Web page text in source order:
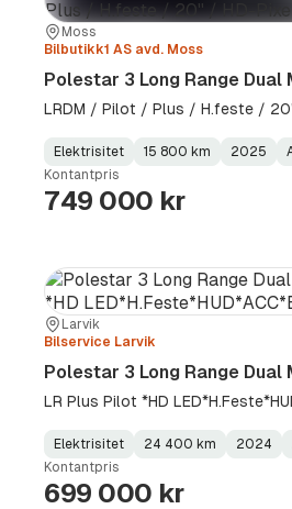
Sted:
Moss
Forhandler:
Bilbutikk1 AS avd. Moss
Polestar 3 Long Range Dual
LRDM / Pilot / Plus / H.feste /
Fuel
Type:
Elektrisitet
Kilometerstand:
15 800 km
Model
Year:
2025
Gearbox
Type:
Kontantpris
749 000 kr
Sted:
Larvik
Forhandler:
Bilservice Larvik
Polestar 3 Long Range Dual
LR Plus Pilot *HD
Fuel
Type:
Elektrisitet
Kilometerstand:
24 400 km
Model
Year:
2024
Gearbox
Type:
Kontantpris
699 000 kr